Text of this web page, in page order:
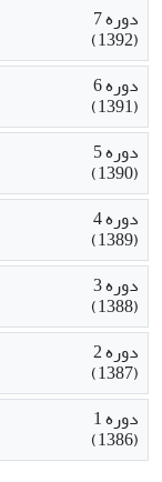
دوره 7
(1392)
دوره 6
(1391)
دوره 5
(1390)
دوره 4
(1389)
دوره 3
(1388)
دوره 2
(1387)
دوره 1
(1386)